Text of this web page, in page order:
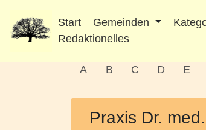
Start Gemeinden
Redaktionelles
A B C D E
Praxis Dr.